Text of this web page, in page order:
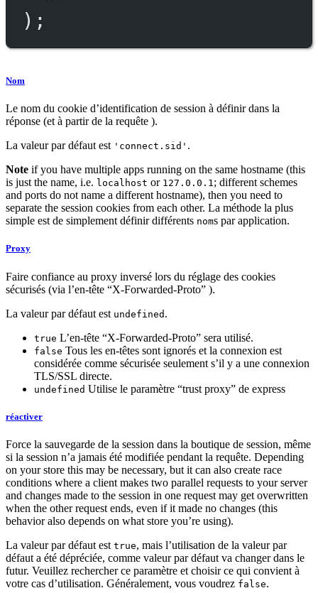
);
Nom
Le nom du cookie d’identification de session à définir dans la
réponse (et à partir de la requête ).
La valeur par défaut est 'connect.sid' .
Note if you have multiple apps running on the same hostname (this
is just the name, i.e. localhost or 127.0.0.1; different schemes
and ports do not name a different hostname), then you need to
separate the session cookies from each other. La méthode la plus
simple est de simplement définir différents noms par application.
Proxy
Faire confiance au proxy inversé lors du réglage des cookies
sécurisés (via l’en-tête “X-Forwarded-Proto” ).
La valeur par défaut est undefined .
true L’en-tête “X-Forwarded-Proto” sera utilisé.
false Tous les en-têtes sont ignorés et la connexion est
considérée comme sécurisée seulement s’il y a une connexion
TLS/SSL directe.
undefined Utilise le paramètre “trust proxy” de express
réactiver
Force la sauvegarde de la session dans la boutique de session, même
si la session n’a jamais été modifiée pendant la requête. Depending
on your store this may be necessary, but it can also create race
conditions where a client makes two parallel requests to your server
and changes made to the session in one request may get overwritten
when the other request ends, even if it made no changes (this
behavior also depends on what store you’re using).
La valeur par défaut est true, mais l’utilisation de la valeur par
défaut a été dépréciée, comme valeur par défaut va changer dans le
futur. Veuillez rechercher ce paramètre et choisir ce qui convient à
votre cas d’utilisation. Généralement, vous voudrez false.